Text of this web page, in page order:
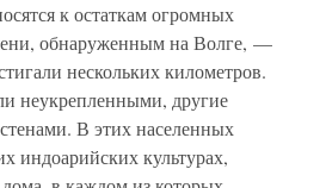
к остаткам огромных
обнаруженным на Волге, —
нескольких километров.
неукрепленными, другие
В этих населенных
индоарийских культурах,